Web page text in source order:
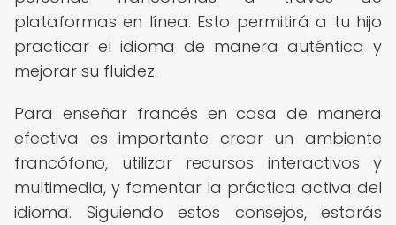
plataformas en línea. Esto permitirá a tu hijo
practicar el idioma de manera auténtica y
mejorar su fluidez.
Para enseñar francés en casa de manera
efectiva es importante crear un ambiente
francófono, utilizar recursos interactivos y
multimedia, y fomentar la práctica activa del
idioma. Siguiendo estos consejos, estarás